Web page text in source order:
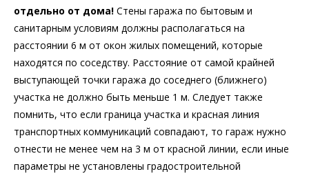
отдельно от дома! Стены гаража по бытовым и
санитарным условиям должны располагаться на
расстоянии 6 м от окон жилых помещений, которые
находятся по соседству. Расстояние от самой крайней
выступающей точки гаража до соседнего (ближнего)
участка не должно быть меньше 1 м. Следует также
помнить, что если граница участка и красная линия
транспортных коммуникаций совпадают, то гараж нужно
отнести не менее чем на 3 м от красной линии, если иные
параметры не установлены градостроительной